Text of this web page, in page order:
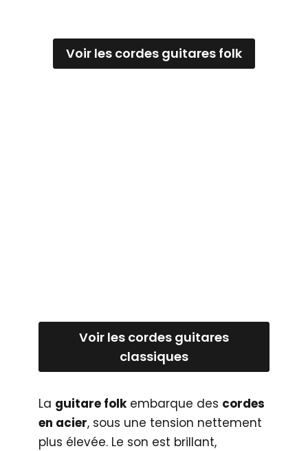
Voir les cordes guitares folk
Voir les cordes guitares
classiques
La guitare folkembarque des cordes
en acier, sous une tension nettement
plus élevée. Le son est brillant,